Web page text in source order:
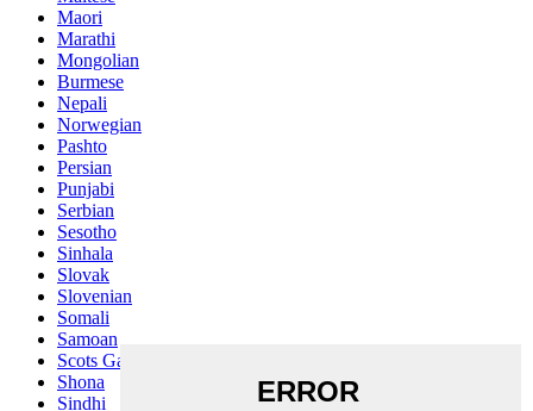
Maori
Marathi
Mongolian
Burmese
Nepali
Norwegian
Pashto
Persian
Punjabi
Serbian
Sesotho
Sinhala
Slovak
Slovenian
Somali
Samoan
Scots Gaelic
Shona
Sindhi